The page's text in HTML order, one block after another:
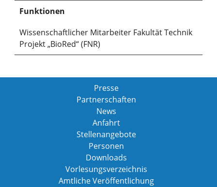
Funktionen
Wissenschaftlicher Mitarbeiter Fakultät Technik
Projekt „BioRed“ (FNR)
Presse
Partnerschaften
News
Anfahrt
Stellenangebote
Personen
Downloads
Vorlesungsverzeichnis
Amtliche Veröffentlichung